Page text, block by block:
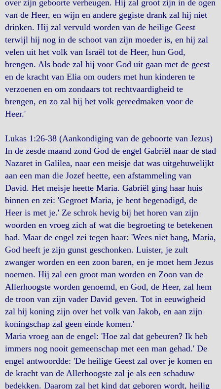
over zijn geboorte verheugen. Hij zal groot zijn in de ogen
van de Heer, en wijn en andere gegiste drank zal hij niet
drinken. Hij zal vervuld worden van de heilige Geest
terwijl hij nog in de schoot van zijn moeder is, en hij zal
velen uit het volk van Israël tot de Heer, hun God,
brengen. Als bode zal hij voor God uit gaan met de geest
en de kracht van Elia om ouders met hun kinderen te
verzoenen en om zondaars tot rechtvaardigheid te
brengen, en zo zal hij het volk gereedmaken voor de
Heer.'
Lukas 1:26-38 (Aankondiging van de geboorte van Jezus)
In de zesde maand zond God de engel Gabriël naar de stad
Nazaret in Galilea, naar een meisje dat was uitgehuwelijkt
aan een man die Jozef heette, een afstammeling van
David. Het meisje heette Maria. Gabriël ging haar huis
binnen en zei: 'Gegroet Maria, je bent begenadigd, de
Heer is met je.' Ze schrok hevig bij het horen van zijn
woorden en vroeg zich af wat die begroeting te betekenen
had. Maar de engel zei tegen haar: 'Wees niet bang, Maria,
God heeft je zijn gunst geschonken. Luister, je zult
zwanger worden en een zoon baren, en je moet hem Jezus
noemen. Hij zal een groot man worden en Zoon van de
Allerhoogste worden genoemd, en God, de Heer, zal hem
de troon van zijn vader David geven. Tot in eeuwigheid
zal hij koning zijn over het volk van Jakob, en aan zijn
koningschap zal geen einde komen.'
Maria vroeg aan de engel: 'Hoe zal dat gebeuren? Ik heb
immers nog nooit gemeenschap met een man gehad.' De
engel antwoordde: 'De heilige Geest zal over je komen en
de kracht van de Allerhoogste zal je als een schaduw
bedekken. Daarom zal het kind dat geboren wordt, heilig